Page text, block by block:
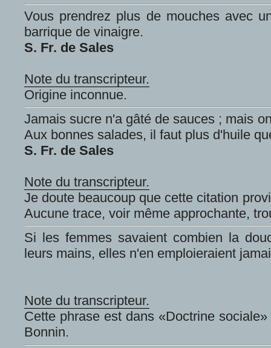
Vous prendrez plus de mouches avec
barrique de vinaigre.
S. Fr. de Sales
Note du transcripteur.
Origine inconnue.
Jamais sucre n'a gâté de sauces ; mais
Aux bonnes salades, il faut plus d'huile
S. Fr. de Sales
Note du transcripteur.
Je doute beaucoup que cette citation
Aucune trace, voir même approchante,
Si les femmes savaient combien la
leurs mains, elles n'en emploieraient
Note du transcripteur.
Cette phrase est dans «Doctrine
Bonnin.